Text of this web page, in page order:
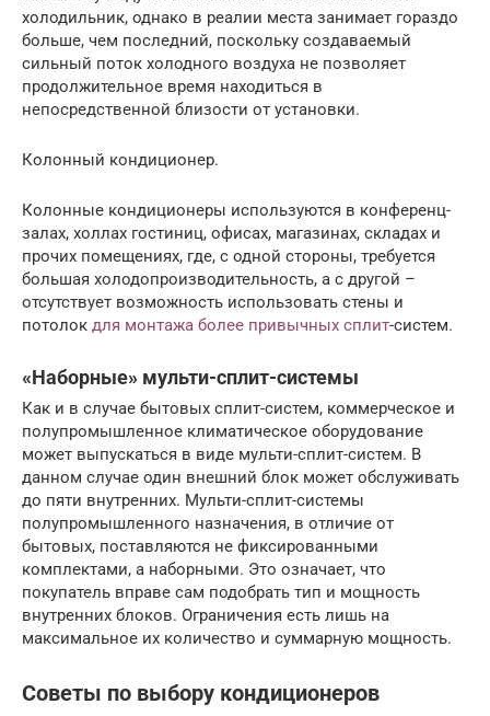
холодильник, однако в реалии места занимает гораздо
больше, чем последний, поскольку создаваемый
сильный поток холодного воздуха не позволяет
продолжительное время находиться в
непосредственной близости от установки.
Колонный кондиционер.
Колонные кондиционеры используются в конференц-
залах, холлах гостиниц, офисах, магазинах, складах и
прочих помещениях, где, с одной стороны, требуется
большая холодопроизводительность, а с другой –
отсутствует возможность использовать стены и
потолок для монтажа более привычных сплит-систем.
«Наборные» мульти-сплит-системы
Как и в случае бытовых сплит-систем, коммерческое и
полупромышленное климатическое оборудование
может выпускаться в виде мульти-сплит-систем. В
данном случае один внешний блок может обслуживать
до пяти внутренних. Мульти-сплит-системы
полупромышленного назначения, в отличие от
бытовых, поставляются не фиксированными
комплектами, а наборными. Это означает, что
покупатель вправе сам подобрать тип и мощность
внутренних блоков. Ограничения есть лишь на
максимальное их количество и суммарную мощность.
Советы по выбору кондиционеров